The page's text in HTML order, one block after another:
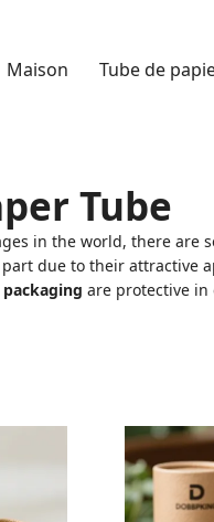
Maison Tube de
Tube
in the world, there
due to their attractive
are protective in